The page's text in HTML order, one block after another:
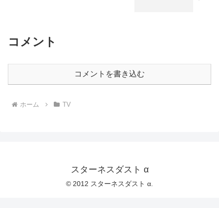
コメント
コメントを書き込む
ホーム TV
スターネスダスト α
© 2012 スターネスダスト α.